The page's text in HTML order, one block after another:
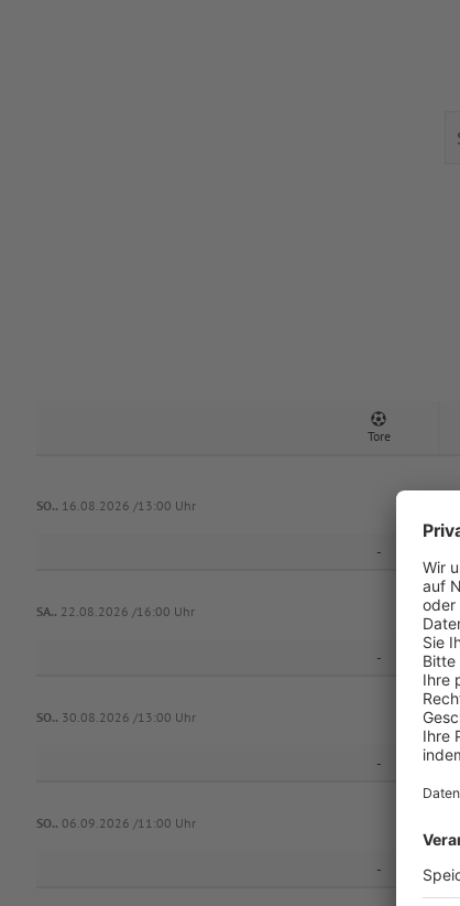
Tore
SO.. 16.08.2026 /13:00 Uhr
-
SA.. 22.08.2026 /16:00 Uhr
-
SO.. 30.08.2026 /13:00 Uhr
-
SO.. 06.09.2026 /11:00 Uhr
-